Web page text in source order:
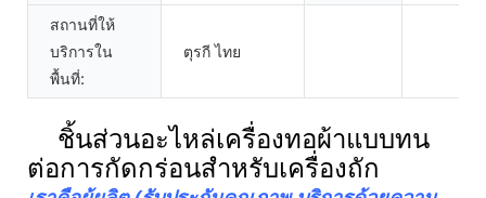
สถานที่ให้
บริการใน
พื้นที่:
ตุรกี ไทย
ชิ้นส่วนอะไหล่เครื่องทอผ้าแบบทน
ต่อการกัดกร่อนสำหรับเครื่องถัก